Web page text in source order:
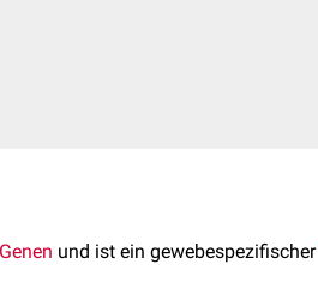
und ist ein gewebespezifischer